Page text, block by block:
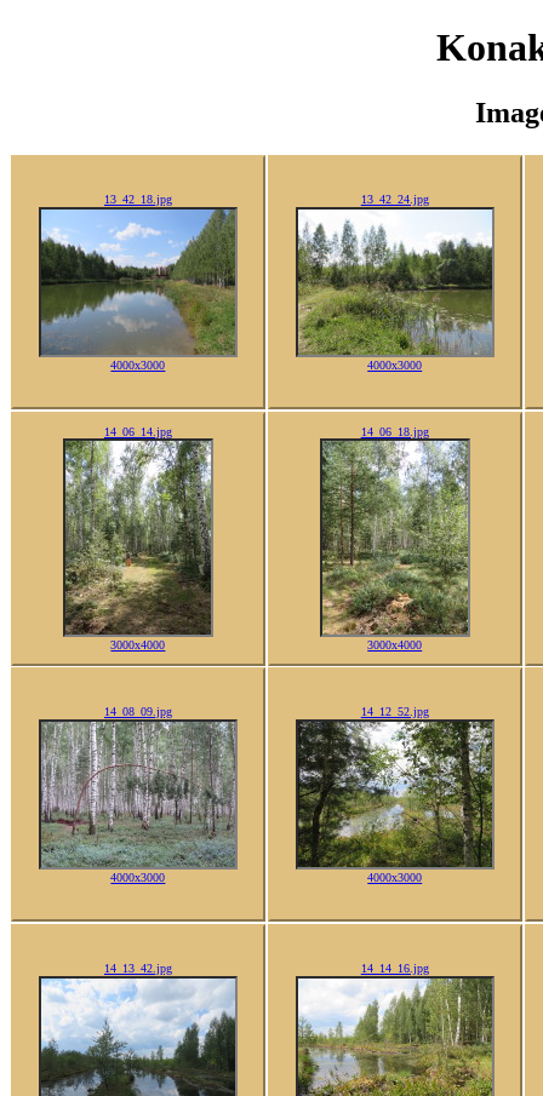
13_42_18.jpg
4000x3000
13_42_24.jpg
4000x3000
14_06_14.jpg
3000x4000
14_06_18.jpg
3000x4000
14_08_09.jpg
4000x3000
14_12_52.jpg
4000x3000
14_13_42.jpg 14_14_16.jpg